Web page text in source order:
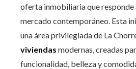
oferta inmobiliaria que responde
mercado contemporáneo. Esta
una área privilegiada de La
viviendas modernas, creadas
funcionalidad, belleza y